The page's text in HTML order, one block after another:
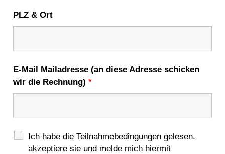
PLZ & Ort
E-Mail Mailadresse (an diese Adresse schicken
wir die Rechnung) *
Ich habe die Teilnahmebedingungen gelesen,
akzeptiere sie und melde mich hiermit